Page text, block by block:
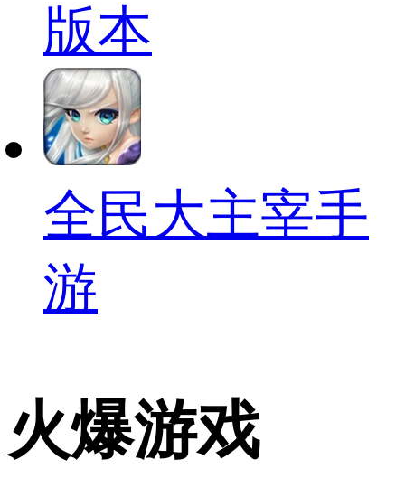
版本
全民大主宰手
游
火爆游戏